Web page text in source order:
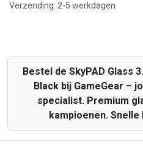
Verzending: 2-5 werkdagen
Bestel de SkyPAD Glass
Black bij GameGear –
specialist. Premium
kampioenen.